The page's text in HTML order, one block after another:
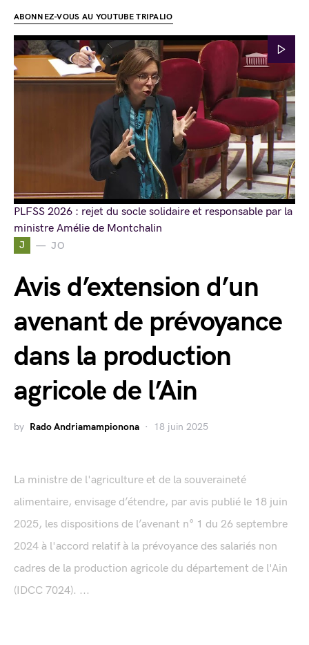
J JO
Avis d’extension d’un
avenant de prévoyance
dans la production
agricole de l’Ain
by Rado Andriamampionona 18 juin 2025
La ministre de l'agriculture et de la souveraineté
alimentaire, envisage d’étendre, par avis publié le 18 juin
2025, les dispositions de l’avenant n° 1 du 26 septembre
2024 à l'accord relatif à la prévoyance des salariés non
cadres de la production agricole du département de l'Ain
(IDCC 7024). ...
ABONNEZ-VOUS AU YOUTUBE TRIPALIO
PLFSS 2026 : rejet du socle solidaire et responsable par la
ministre Amélie de Montchalin